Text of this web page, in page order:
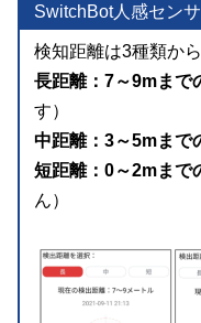
SwitchBot人感セン
検知距離は3種類か
長距離：7～9mまで
す）
中距離：3～5mまで
短距離：0～2mまで
ん）